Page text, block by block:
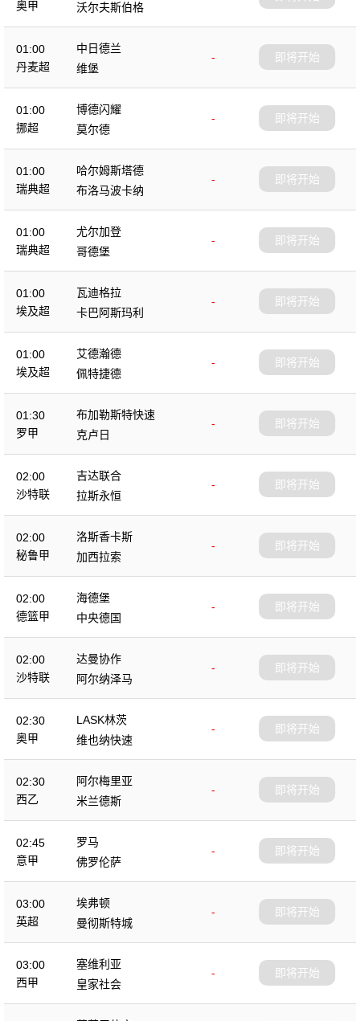
奥甲
沃尔夫斯伯格
01:00
丹麦超
中日德兰
-
维堡
即将开始
01:00
挪超
博德闪耀
-
莫尔德
即将开始
01:00
瑞典超
哈尔姆斯塔德
-
布洛马波卡纳
即将开始
01:00
瑞典超
尤尔加登
-
哥德堡
即将开始
01:00
埃及超
瓦迪格拉
-
卡巴阿斯玛利
即将开始
01:00
埃及超
艾德瀚德
-
佩特捷德
即将开始
01:30
罗甲
布加勒斯特快速
-
克卢日
即将开始
02:00
沙特联
吉达联合
-
拉斯永恒
即将开始
02:00
秘鲁甲
洛斯香卡斯
-
加西拉索
即将开始
02:00
德篮甲
海德堡
-
中央德国
即将开始
02:00
沙特联
达曼协作
-
阿尔纳泽马
即将开始
02:30
奥甲
LASK林茨
-
维也纳快速
即将开始
02:30
西乙
阿尔梅里亚
-
米兰德斯
即将开始
02:45
意甲
罗马
-
佛罗伦萨
即将开始
03:00
英超
埃弗顿
-
曼彻斯特城
即将开始
03:00
西甲
塞维利亚
-
皇家社会
即将开始